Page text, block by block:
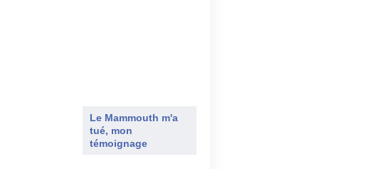
Le Mammouth m'a
tué, mon
témoignage